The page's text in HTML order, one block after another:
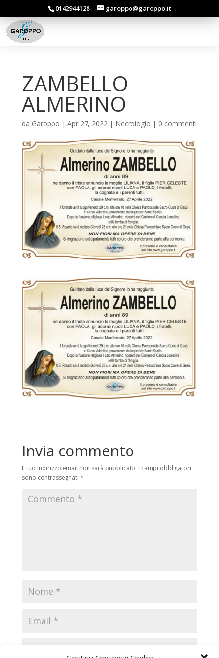
0142944128 garoppo@garoppo.it
ZAMBELLO
ALMERINO
da Garoppo | Apr 27, 2022| Necrologio | 0 commenti
Invia commento
Il tuo indirizzo email non sarà pubblicato. I campi obbligatori
sono contrassegnati *